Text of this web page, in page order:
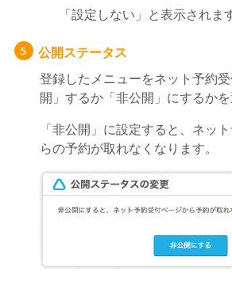
「設定しない」と表示されま
5
公開ステータス
登録したメニューをネット予約
開」するか「非公開」にするかを
「非公開」に設定すると、ネッ
らの予約が取れなくなります。